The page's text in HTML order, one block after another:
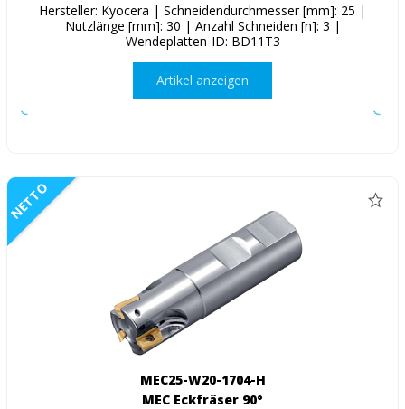
Hersteller: Kyocera | Schneidendurchmesser [mm]: 25 |
Nutzlänge [mm]: 30 | Anzahl Schneiden [n]: 3 |
Wendeplatten-ID: BD11T3
Artikel anzeigen
NETTO
MEC25-W20-1704-H
MEC Eckfräser 90°